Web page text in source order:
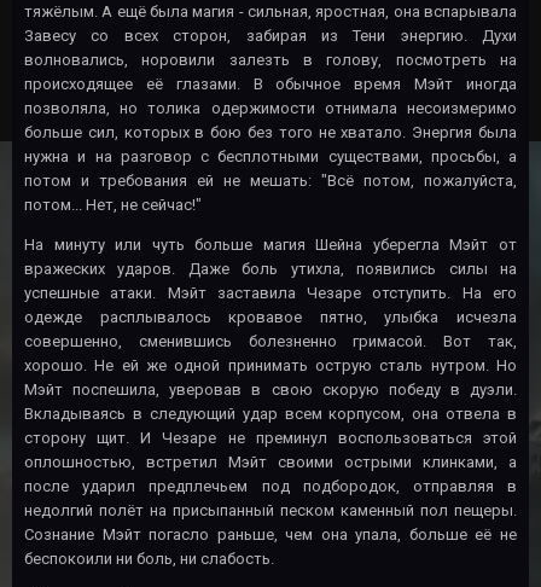
тяжёлым. А ещё была магия - сильная, яростная, она вспарывала
Завесу со всех сторон, забирая из Тени энергию. Духи
волновались, норовили залезть в голову, посмотреть на
происходящее её глазами. В обычное время Мэйт иногда
позволяла, но толика одержимости отнимала несоизмеримо
больше сил, которых в бою без того не хватало. Энергия была
нужна и на разговор с бесплотными существами, просьбы, а
потом и требования ей не мешать: "Всё потом, пожалуйста,
потом... Нет, не сейчас!"
На минуту или чуть больше магия Шейна уберегла Мэйт от
вражеских ударов. Даже боль утихла, появились силы на
успешные атаки. Мэйт заставила Чезаре отступить. На его
одежде расплывалось кровавое пятно, улыбка исчезла
совершенно, сменившись болезненно гримасой. Вот так,
хорошо. Не ей же одной принимать острую сталь нутром. Но
Мэйт поспешила, уверовав в свою скорую победу в дуэли.
Вкладываясь в следующий удар всем корпусом, она отвела в
сторону щит. И Чезаре не преминул воспользоваться этой
оплошностью, встретил Мэйт своими острыми клинками, а
после ударил предплечьем под подбородок, отправляя в
недолгий полёт на присыпанный песком каменный пол пещеры.
Сознание Мэйт погасло раньше, чем она упала, больше её не
беспокоили ни боль, ни слабость.